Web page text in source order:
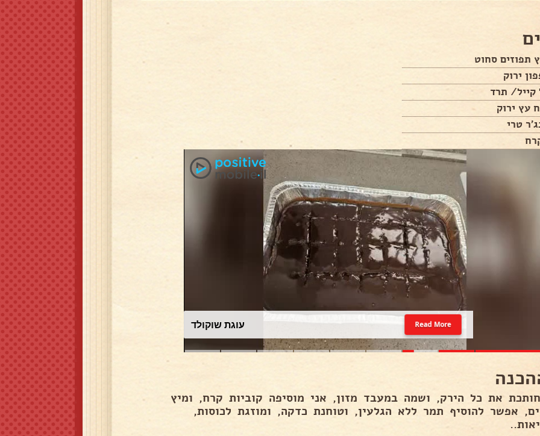
קייל/ תרד
טרי
עוגת שוקולד Read More
את כל הירק, ושמה במעבד מזון, אני מוסיפה קוביות קרח, ומיץ
אפשר להוסיף תמר ללא הגלעין, וטוחנת כדקה, ומוזגת לכוסות,